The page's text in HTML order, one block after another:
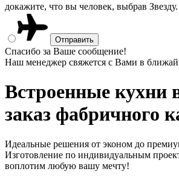
докажите, что вы человек, выбрав Звезду.
Спасибо за Ваше сообщение!
Наш менеджер свяжется с Вами в
Встроенные кухни
заказ фабричного
Идеальные решения от эконом до
Изготовление по индивидуальным
воплотим любую вашу мечту!